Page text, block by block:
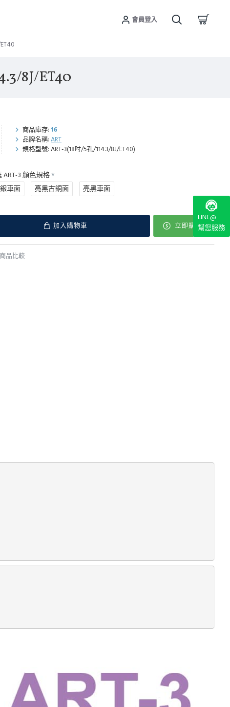
會員登入
8J/ET40
商品庫存: 16
品牌名稱: ART
規格型號: ART-3(18吋/5孔/114.3/8J/ET40)
ART-3 顏色規格
銀車面 亮黑古銅面 亮黑車面
加入購物車 立即購買
商品比較
LINE@
幫您服務